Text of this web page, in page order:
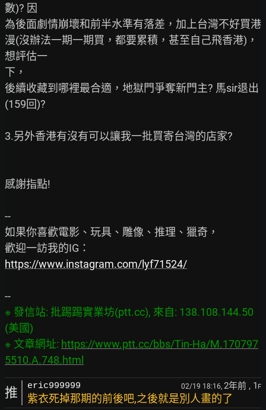
數)? 因
為後面劇情崩壞和前半水準有落差，加上台灣不好買港
漫(沒辦法一期一期買，都要累積，甚至自己飛香港)，
想評估一
下，
後續收藏到哪裡最合適，地獄門爭奪新門主? 馬sir退出
(159回)?
3.另外香港有沒有可以讓我一批買寄台灣的店家?
感謝指點!
--
如果你喜歡電影、玩具、雕像、推理、獵奇，
https://www.instagram.com/lyf71524/
※ 發信站: 批踢踢實業坊(ptt.cc), 來自: 138.108.144.50
(美國)
※ 文章網址: https://www.ptt.cc/bbs/Tin-Ha/M.170797
5510.A.748.html
推 eric999999 02/19 18:16, 2年前 , 1 F
紫衣死掉那期的前後吧,之後就是別人畫的了